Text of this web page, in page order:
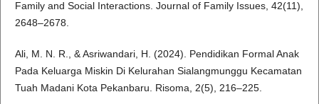
Family and Social Interactions. Journal of Family Issues, 42(11),
2648–2678.
Ali, M. N. R., & Asriwandari, H. (2024). Pendidikan Formal Anak
Pada Keluarga Miskin Di Kelurahan Sialangmunggu Kecamatan
Tuah Madani Kota Pekanbaru. Risoma, 2(5), 216–225.